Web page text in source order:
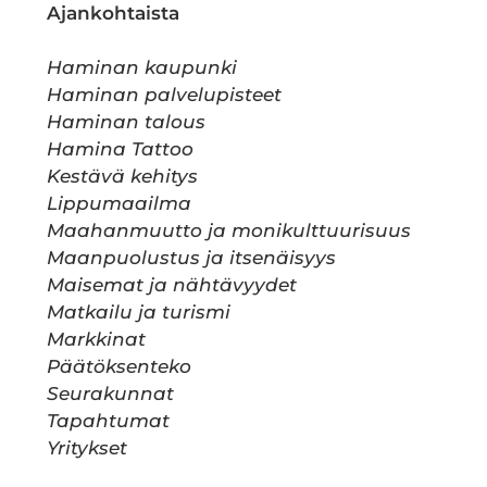
Ajankohtaista
Haminan kaupunki
Haminan palvelupisteet
Haminan talous
Hamina Tattoo
Kestävä kehitys
Lippumaailma
Maahanmuutto ja monikulttuurisuus
Maanpuolustus ja itsenäisyys
Maisemat ja nähtävyydet
Matkailu ja turismi
Markkinat
Päätöksenteko
Seurakunnat
Tapahtumat
Yritykset